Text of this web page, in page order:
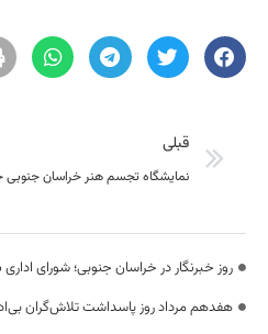
قبلی
روز خبرنگار در خراسان جنوبی؛ شورای
هفدهم مرداد روز پاسداشت تلاش‌گران